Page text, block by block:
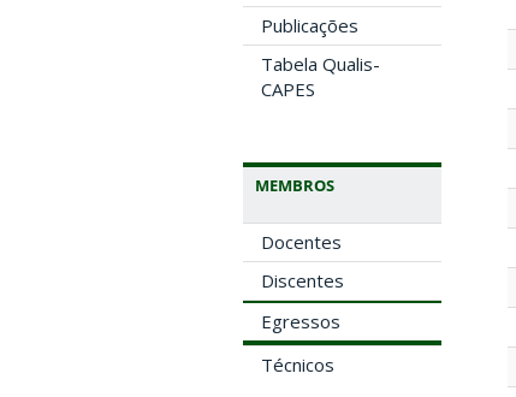
Publicações
Tabela Qualis-
CAPES
MEMBROS
Docentes
Discentes
Egressos
Técnicos